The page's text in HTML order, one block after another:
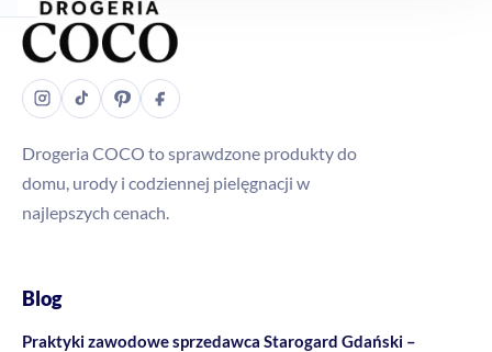
Drogeria COCO to sprawdzone produkty do
domu, urody i codziennej pielęgnacji w
najlepszych cenach.
Blog
Praktyki zawodowe sprzedawca Starogard Gdański –